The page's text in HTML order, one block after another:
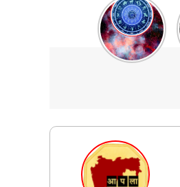
साप्ताहिक
राशिभविष्य
27 Oct – 2
Nov 2025:
पैसा, नोकरी,